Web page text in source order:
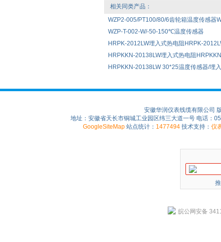
相关同类产品：
WZP2-005/PT100/80/6齿轮箱温度传感器
WZP-T-002-W/-50-150℃温度传感器
HRPK-2012LW埋入式热电阻HRPK-
HRPKKN-20138LW埋入式热电阻
HRPKKN-20138LW 30*25温度传感器/埋
安徽华润仪表线缆有限公司
地址：安徽省天长市铜城工业园区纬三大道一号 电话：
GoogleSiteMap 站点统计： 1477494 技术支持： 仪
皖公网安备